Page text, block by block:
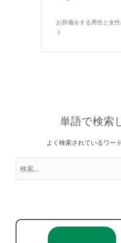
お辞儀をする男性と女
ト
単語で検索
よく検索されているワー